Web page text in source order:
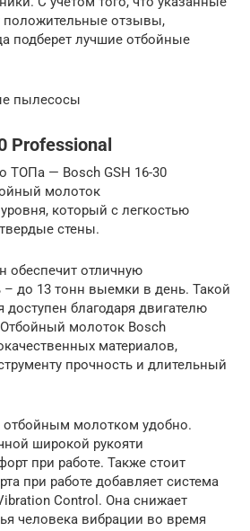
положительные отзывы,
подберет лучшие отбойные
пылесосы
Professional
ТОПа — Bosch GSH 16-30
молоток
который с легкостью
стены.
обеспечит отличную
– до 13 тонн выемки в день. Такой
доступен благодаря двигателю
молоток Bosch
материалов,
прочность и длительный
отбойным молотком удобно.
широкой рукояти
при работе. Также стоит
при работе добавляет система
Control. Она снижает
человека вибрации во время